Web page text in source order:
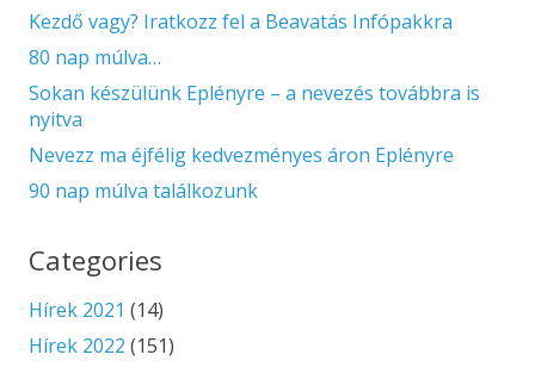
Kezdő vagy? Iratkozz fel a Beavatás Infópakkra
80 nap múlva…
Sokan készülünk Eplényre – a nevezés továbbra is
nyitva
Nevezz ma éjfélig kedvezményes áron Eplényre
90 nap múlva találkozunk
Categories
Hírek 2021 (14)
Hírek 2022 (151)